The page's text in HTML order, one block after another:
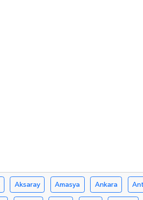
Aksaray Amasya Ankara